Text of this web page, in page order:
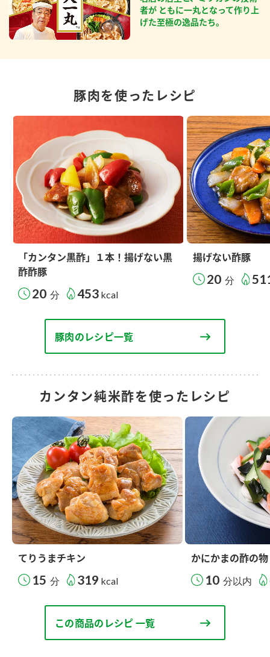
者が ともに一丸となって作り上
げた至極の逸品たち。
豚肉を使ったレシピ
「カンタン黒酢」１本！揚げない黒
酢酢豚
20 分 453 kcal
揚げない酢豚
20 分
豚肉のレシピ一覧
カンタン純米酢を使ったレシピ
てりうまチキン
15 分 319 kcal
かにかまの酢の物
10 分以内
この商品のレシピ 一覧